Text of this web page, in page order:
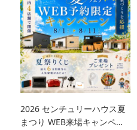
2026 センチュリーハウス夏
まつり WEB来場キャンペー